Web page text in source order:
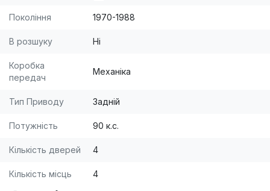
Покоління 1970-1988
В розшуку Ні
Коробка
передач
Механіка
Тип Приводу Задній
Потужність 90 к.с.
Кількість дверей 4
Кількість місць 4